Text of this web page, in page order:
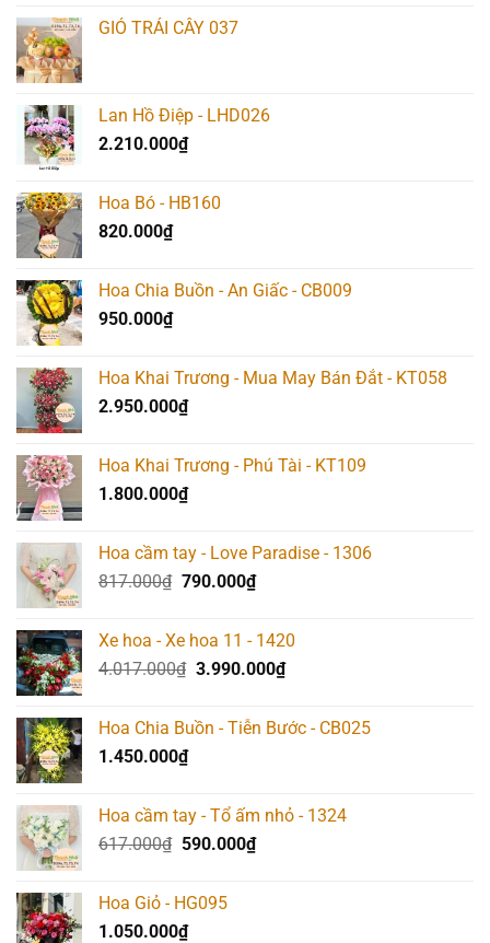
GIỎ TRÁI CÂY 037
Lan Hồ Điệp - LHD026
2.210.000₫
Hoa Bó - HB160
820.000₫
Hoa Chia Buồn - An Giấc - CB009
950.000₫
Hoa Khai Trương - Mua May Bán Đắt - KT058
2.950.000₫
Hoa Khai Trương - Phú Tài - KT109
1.800.000₫
Hoa cầm tay - Love Paradise - 1306
817.000₫ Giá
817.000₫.
790.000₫Giá
là:
790.000₫.
Xe hoa - Xe hoa 11 - 1420
4.017.000₫ Giá
4.017.000₫.
3.990.000₫Giá
là:
Hoa Chia Buồn - Tiễn Bước - CB025
1.450.000₫
Hoa cầm tay - Tổ ấm nhỏ - 1324
617.000₫ Giá
617.000₫.
590.000₫Giá
Hoa Giỏ - HG095
1.050.000₫